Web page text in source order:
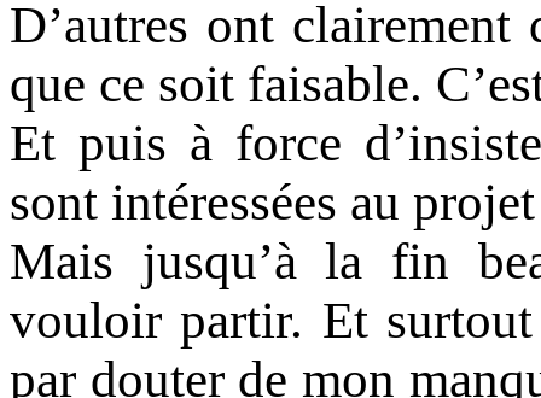
D’autres ont
que ce soit faisable.
Et puis à force
sont intéressées au
Mais jusqu’à la fin
vouloir partir. Et
par douter de mon